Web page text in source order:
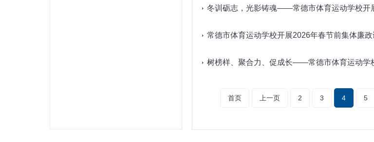
冬训砺志，光影铸魂——常德市体育运动学校开
常德市体育运动学校开展2026年春节前集体廉
树榜样、聚合力、促成长——常德市体育运动学
首页 上一页 2 3 4 5